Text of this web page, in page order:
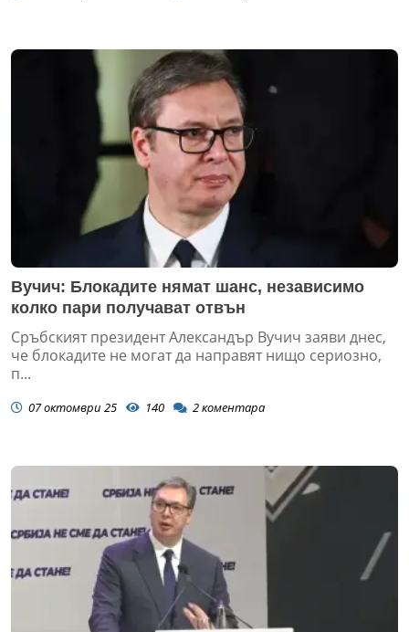
Вучич: Блокадите нямат шанс, независимо
колко пари получават отвън
Сръбският президент Александър Вучич заяви днес,
че блокадите не могат да направят нищо сериозно,
п...
07 октомври 25 140 2коментара